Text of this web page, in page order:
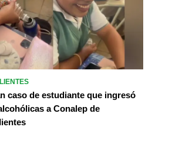
caso de estudiante que ingresó
a Conalep de